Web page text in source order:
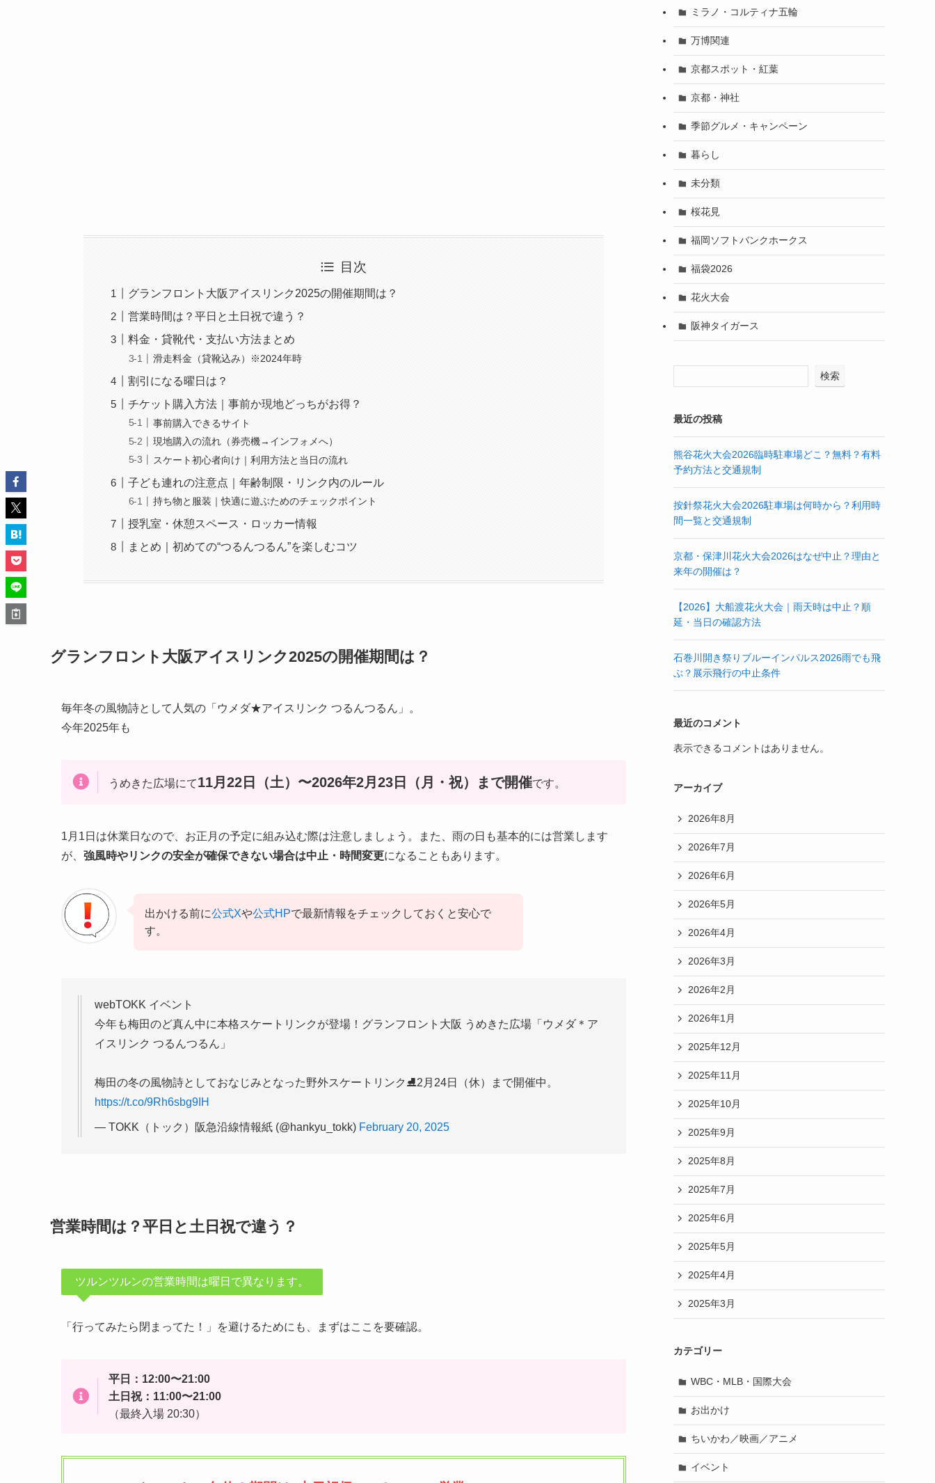
目次
グランフロント大阪アイスリンク2025の開催期間は？
営業時間は？平日と土日祝で違う？
料金・貸靴代・支払い方法まとめ
滑走料金（貸靴込み）※2024年時
割引になる曜日は？
チケット購入方法｜事前か現地どっちがお得？
事前購入できるサイト
現地購入の流れ（券売機→インフォメへ）
スケート初心者向け｜利用方法と当日の流れ
子ども連れの注意点｜年齢制限・リンク内のルール
持ち物と服装｜快適に遊ぶためのチェックポイント
授乳室・休憩スペース・ロッカー情報
まとめ｜初めての“つるんつるん”を楽しむコツ
グランフロント大阪アイスリンク2025の開催期間は？
毎年冬の風物詩として人気の「ウメダ★アイスリンク つるんつるん」。
今年2025年も
うめきた広場にて11月22日（土）〜2026年2月23日（月・祝）まで開催です。
1月1日は休業日なので、お正月の予定に組み込む際は注意しましょう。また、雨の日も基本的には営業します
が、 強風時やリンクの安全が確保できない場合は中止・時間変更になることもあります。
出かける前に公式Xや公式HPで最新情報をチェックしておくと安心で
す。
webTOKK イベント
今年も梅田のど真ん中に本格スケートリンクが登場！グランフロント大阪 うめきた広場「ウメダ＊ア
イスリンク つるんつるん」
梅田の冬の風物詩としておなじみとなった野外スケートリンク⛸️2月24日（休）まで開催中。
https://t.co/9Rh6sbg9IH
— TOKK（トック）阪急沿線情報紙 (@hankyu_tokk) February 20, 2025
営業時間は？平日と土日祝で違う？
ツルンツルンの営業時間は曜日で異なります。
「行ってみたら閉まってた！」を避けるためにも、まずはここを要確認。
平日：12:00〜21:00
土日祝：11:00〜21:00
（最終入場 20:30）
ミラノ・コルティナ五輪
万博関連
京都スポット・紅葉
京都・神社
季節グルメ・キャンペーン
暮らし
未分類
桜花見
福岡ソフトバンクホークス
福袋2026
花火大会
阪神タイガース
検索
最近の投稿
熊谷花火大会2026臨時駐車場どこ？無料？有料
予約方法と交通規制
按針祭花火大会2026駐車場は何時から？利用時
間一覧と交通規制
京都・保津川花火大会2026はなぜ中止？理由と
来年の開催は？
【2026】大船渡花火大会｜雨天時は中止？順
延・当日の確認方法
石巻川開き祭りブルーインパルス2026雨でも飛
ぶ？展示飛行の中止条件
最近のコメント
表示できるコメントはありません。
アーカイブ
2026年8月
2026年7月
2026年6月
2026年5月
2026年4月
2026年3月
2026年2月
2026年1月
2025年12月
2025年11月
2025年10月
2025年9月
2025年8月
2025年7月
2025年6月
2025年5月
2025年4月
2025年3月
カテゴリー
WBC・MLB・国際大会
お出かけ
ちいかわ／映画／アニメ
イベント